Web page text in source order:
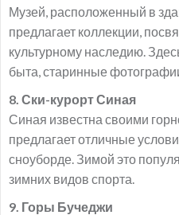
Музей, расположенный в
предлагает коллекции,
культурному наследию.
быта, старинные
8. Ски-курорт Синая
Синая известна своими
предлагает отличные
сноуборде. Зимой это
зимних видов спорта.
9. Горы Бучеджи